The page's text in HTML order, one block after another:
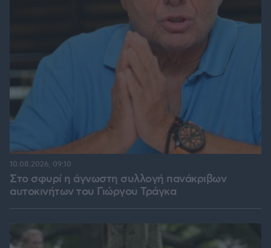
Στο σφυρί η άγνωστη συλλογή πανάκριβων
αυτοκινήτων του Γιώργου Τράγκα
10.08.2026, 09:10